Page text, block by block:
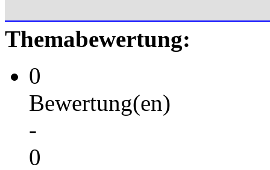
Themabewertung:
0
Bewertung(en)
-
0